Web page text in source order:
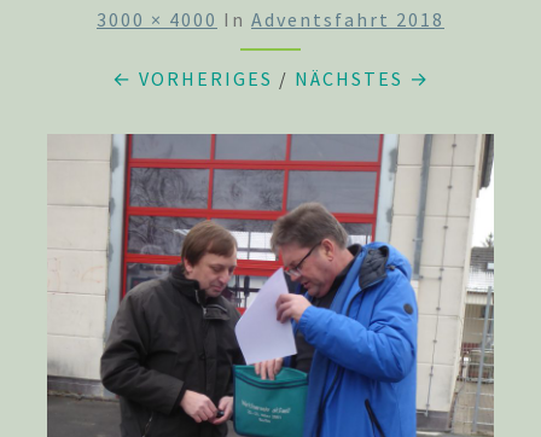
3000 × 4000 In Adventsfahrt 2018
← VORHERIGES / NÄCHSTES →